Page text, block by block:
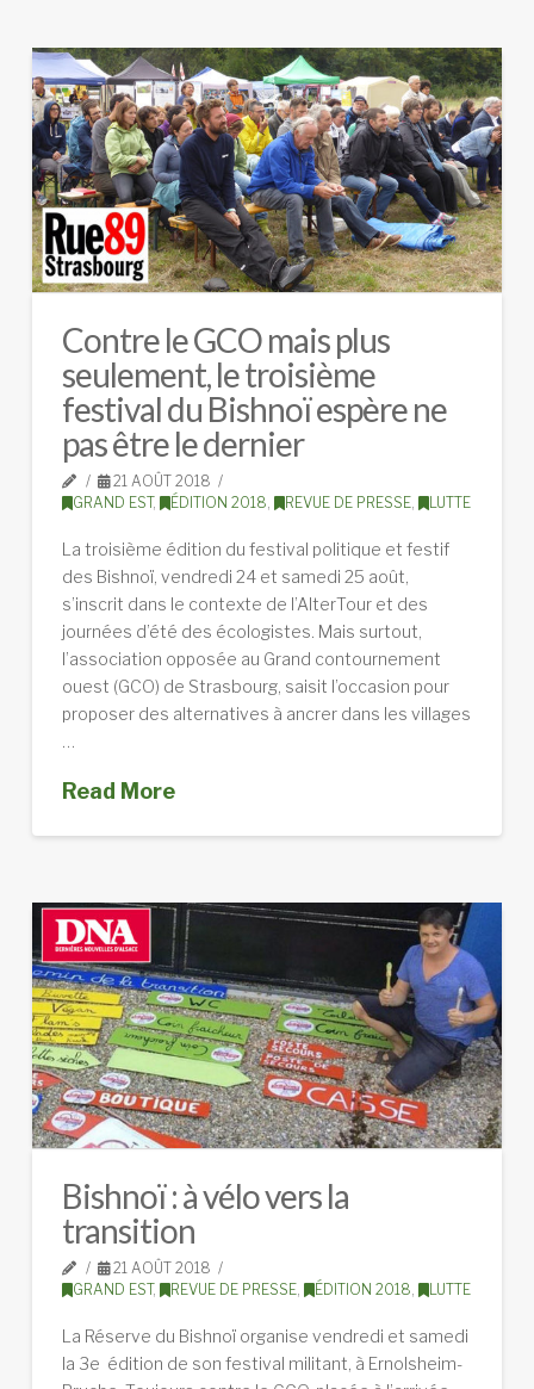
Contre le GCO mais plus
seulement, le troisième
festival du Bishnoï espère ne
pas être le dernier
21 AOÛT 2018
GRAND EST, ÉDITION 2018, REVUE DE PRESSE, LUTTE
La troisième édition du festival politique et festif
des Bishnoï, vendredi 24 et samedi 25 août,
s’inscrit dans le contexte de l’AlterTour et des
journées d’été des écologistes. Mais surtout,
l’association opposée au Grand contournement
ouest (GCO) de Strasbourg, saisit l’occasion pour
proposer des alternatives à ancrer dans les villages
Read More
Bishnoï : à vélo vers la
transition
21 AOÛT 2018
GRAND EST, REVUE DE PRESSE, ÉDITION 2018, LUTTE
La Réserve du Bishnoï organise vendredi et samedi
la 3e édition de son festival militant, à Ernolsheim-